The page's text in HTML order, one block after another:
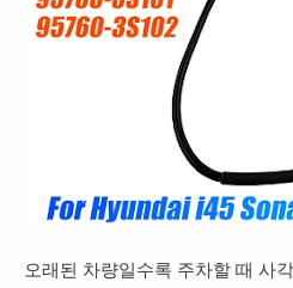
오래된 차량일수록 주차할 때 사